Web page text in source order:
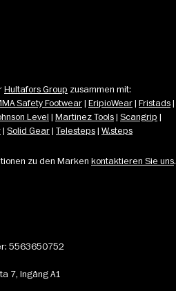
Hultafors Group zusammen mit:
Safety Footwear | EripioWear | Fristads
Level | Martinez Tools | Scangrip
| Solid Gear | Telesteps | W.steps
zu den Marken kontaktieren Sie uns.
5563650752
7, Ingång A1